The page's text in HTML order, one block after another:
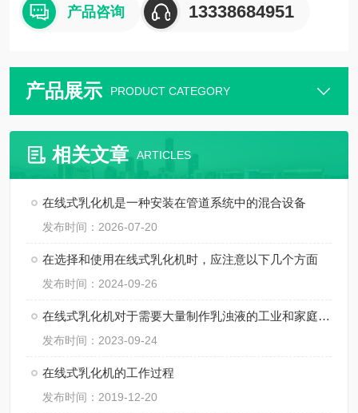
产品咨询 13338684951
产品展示 PRODUCT CATEGORY
相关文章 ARTICLES
在线式乳化机是一种安装在管道系统中的混合设备
发布时间：2026-07-20
在选择和使用在线式乳化机时，应注意以下几个方面
发布时间：2024-09-26
在线式乳化机对于需要大量制作乳浊液的工业和家庭来说都非常有用
发布时间：2023-09-24
在线式乳化机的工作过程
发布时间：2019-12-20